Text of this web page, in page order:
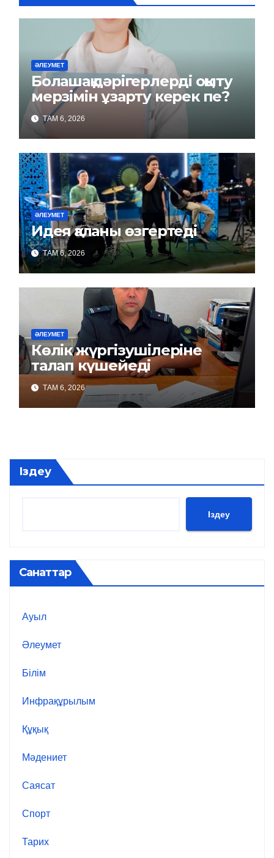
ӘЛЕУМЕТ
Болашақ дәрігерлерді оқыту
мерзімін ұзарту керек пе?
ТАМ 6, 2026
ӘЛЕУМЕТ
Идея қаланы өзгертеді
ТАМ 6, 2026
ӘЛЕУМЕТ
Көлік жүргізушілеріне
талап күшейеді
ТАМ 6, 2026
Іздеу
Іздеу
Санаттар
Ауыл
Әлеумет
Білім
Инфрақұрылым
Құқық
Мәдениет
Саясат
Спорт
Тарих